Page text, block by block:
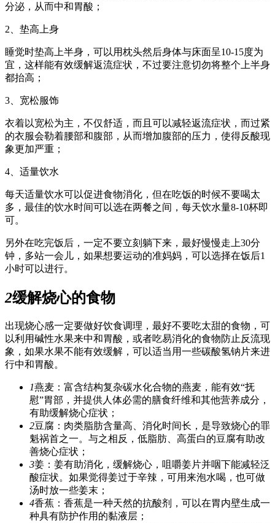
分泌，从而中和胃酸；
2、垫高上身
睡觉时垫高上半身，可以用枕头然后身体与床面呈10-15度为
宜，这样能有效缓解返流症状，不过要注意切勿将整个上半身
都抬高；
3、宽松服饰
衣着以宽松为主，不仅舒适，而且可以减轻返流症状，而过紧
的衣服会勒着腰部和腹部，从而增加腹部的压力，使得反酸现
象更加严重；
4、适量饮水
每天适量饮水可以促进食物消化，但在吃饭的时候不要喝太
多，最佳的饮水时间可以选在两餐之间，每天饮水量8-10杯即
可。
另外在吃完饭后，一定不要立刻躺下来，最好慢慢走上30分
钟，多站一会儿，如果想要运动的准妈妈，可以选择在饭后1
小时可以进行。
2缓解烧心的食物
出现烧心感一定要做好饮食调理，最好不要吃太甜的食物，可
以利用碱性水果来中和胃酸，或者吃易消化的食物防止反流现
象，如果水果不能有效缓解，可以适当用一些碳酸氢钠片来进
行中和胃酸。
1燕麦：富含结构复杂碳水化合物的燕麦，能有效“抚
慰”胃部，并提供人体必需的膳食纤维和其他营养成分，
有助缓解烧心症状；
2豆腐：肉类脂肪含量高、消化时间长，是导致烧心的罪
魁祸首之一。与之相反，低脂肪、高蛋白的豆腐有助改
善烧心症状；
3姜：姜有助消化，缓解烧心，咀嚼姜片并咽下能减轻泛
酸症状。如果觉得姜过于辛辣，可用来泡水喝，也可做
汤时放一些姜末；
4香蕉：香蕉是一种天然的抗酸剂，可以在胃内壁生成一
种具有防护作用的黏液层；